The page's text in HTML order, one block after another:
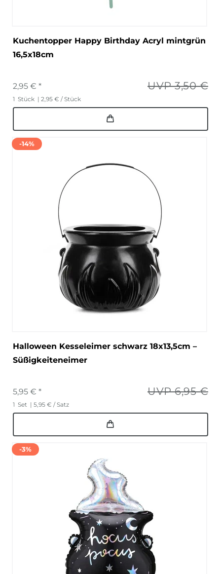
Kuchentopper Happy Birthday Acryl mintgrün
16,5x18cm
UVP 3,50 €
2,95 € *
1 Stück | 2,95 € / Stück
-14%
Halloween Kesseleimer schwarz 18x13,5cm –
Süßigkeiteneimer
UVP 6,95 €
5,95 € *
1 Set | 5,95 € / Satz
-3%